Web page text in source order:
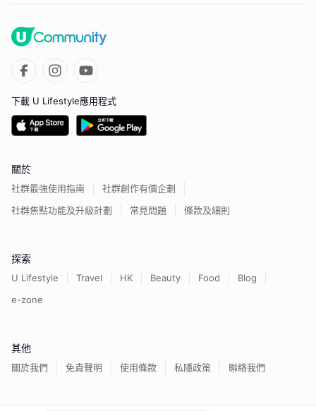
下載 U Lifestyle應用程式
關於
社群最強使用指南
社群創作有價企劃
社群焦點功能及升級計劃
常見問題 條款及細則
探索
U Lifestyle Travel HK Beauty Food
Blog
e-zone
其他
關於我們 免責聲明 使用條款 私隱政策 聯絡我們